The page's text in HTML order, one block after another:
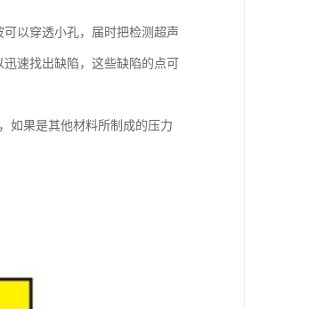
以穿透小孔，届时把检测超声
速找出缺陷，这些缺陷的点可
如果是其他材料所制成的压力